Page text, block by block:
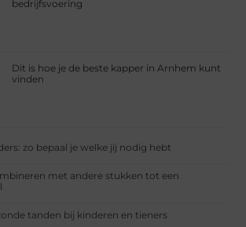
bedrijfsvoering
Dit is hoe je de beste kapper in Arnhem kunt
vinden
zo bepaal je welke jij nodig hebt
met andere stukken tot een
tanden bij kinderen en tieners